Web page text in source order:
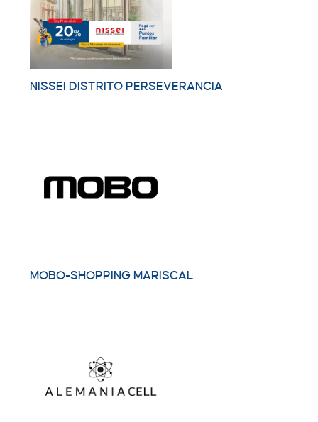
NISSEI DISTRITO PERSEVERANCIA
MOBO-SHOPPING MARISCAL